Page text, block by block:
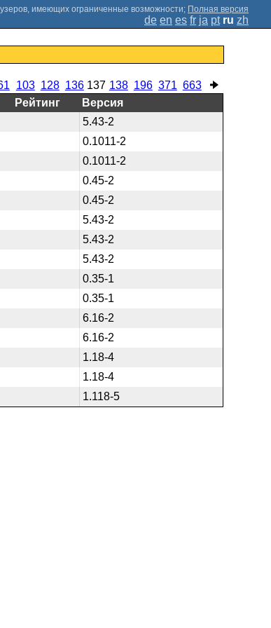
; Полная версия
de en es fr ja pt ru zh
103 128 136 137 138 196 371 663
Рейтинг
Версия
5.43-2
0.1011-2
0.1011-2
0.45-2
0.45-2
5.43-2
5.43-2
5.43-2
0.35-1
0.35-1
6.16-2
6.16-2
1.18-4
1.18-4
1.118-5